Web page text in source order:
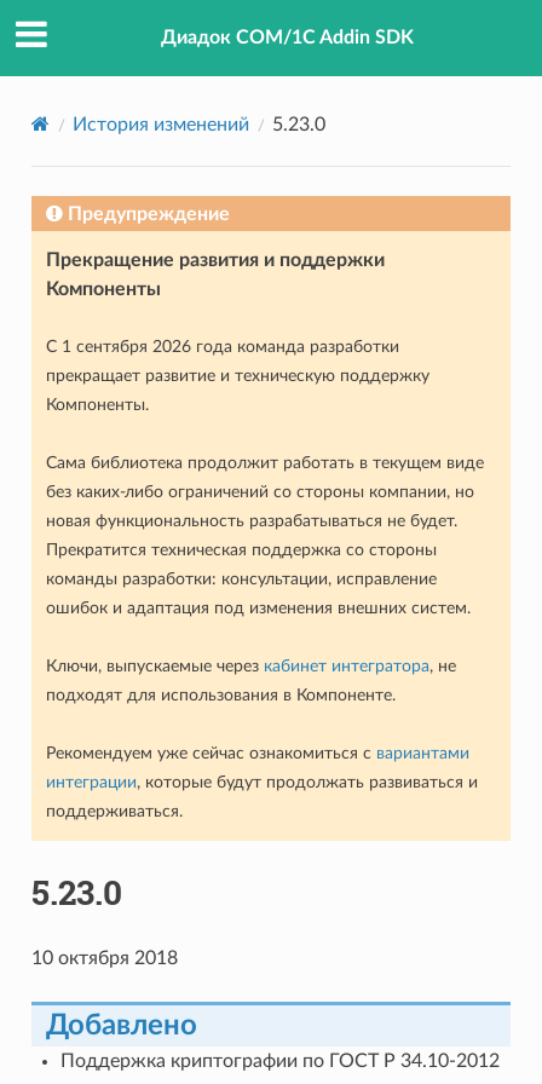
Диадок COM/1C Addin SDK
История изменений 5.23.0
Предупреждение
Прекращение развития и поддержки
Компоненты
С 1 сентября 2026 года команда разработки
прекращает развитие и техническую поддержку
Компоненты.
Сама библиотека продолжит работать в текущем виде
без каких-либо ограничений со стороны компании, но
новая функциональность разрабатываться не будет.
Прекратится техническая поддержка со стороны
команды разработки: консультации, исправление
ошибок и адаптация под изменения внешних систем.
Ключи, выпускаемые через кабинет интегратора, не
подходят для использования в Компоненте.
Рекомендуем уже сейчас ознакомиться с вариантами
интеграции, которые будут продолжать развиваться и
поддерживаться.
5.23.0
10 октября 2018
Добавлено
Поддержка криптографии по ГОСТ Р 34.10-2012